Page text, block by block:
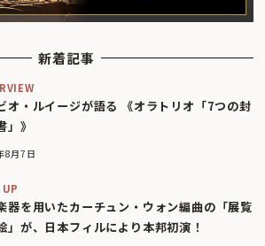
新着記事
オ・ルイージが語る 《オラトリオ「7つの封
」》
8月7日
器を用いたカーチュン・ウォン編曲の「展覧
」が、日本フィルにより本邦初演！